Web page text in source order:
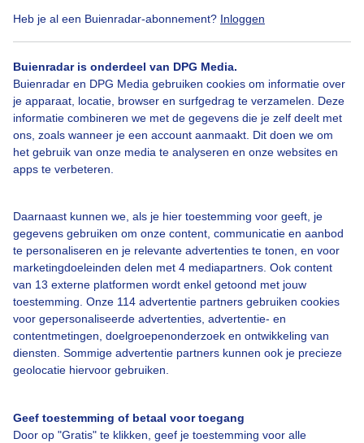
Heb je al een Buienradar-abonnement? Inloggen
Buienradar is onderdeel van DPG Media.
Buienradar en DPG Media gebruiken cookies om informatie over
je apparaat, locatie, browser en surfgedrag te verzamelen. Deze
informatie combineren we met de gegevens die je zelf deelt met
ons, zoals wanneer je een account aanmaakt. Dit doen we om
het gebruik van onze media te analyseren en onze websites en
apps te verbeteren.
Daarnaast kunnen we, als je hier toestemming voor geeft, je
gegevens gebruiken om onze content, communicatie en aanbod
te personaliseren en je relevante advertenties te tonen, en voor
marketingdoeleinden delen met 4 mediapartners. Ook content
van 13 externe platformen wordt enkel getoond met jouw
toestemming. Onze 114 advertentie partners gebruiken cookies
voor gepersonaliseerde advertenties, advertentie- en
contentmetingen, doelgroepenonderzoek en ontwikkeling van
diensten. Sommige advertentie partners kunnen ook je precieze
geolocatie hiervoor gebruiken.
Geef toestemming of betaal voor toegang
Door op "Gratis" te klikken, geef je toestemming voor alle
Kerktoren Wolken
Bekijk slideshow
Over Buienradar
Bedrijfsgegevens
Contact